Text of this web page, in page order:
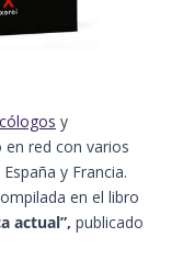
y
red con varios
y Francia.
en el libro
actual”, publicado